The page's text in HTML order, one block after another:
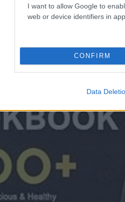
I want to allow Google to
web or device identifiers in
CONFIRM
Data